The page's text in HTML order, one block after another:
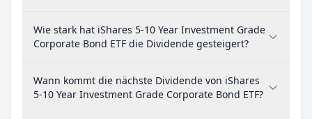
Wie stark hat iShares 5-10 Year Investment Grade
Corporate Bond ETF die Dividende gesteigert?
Wann kommt die nächste Dividende von iShares
5-10 Year Investment Grade Corporate Bond ETF?